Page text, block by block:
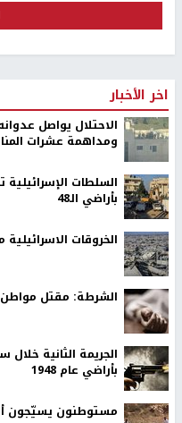
اخر الأخبار
الاحتلال يواصل
ومداهمة عشرات
السلطات
بأراضي الـ48
الخروقات
الشرطة: مقتل مواطن (34 عاما) في بيرزيت شمال رام
الجريمة الثانية
بأراضي عام 1948
مستوطنون يسيّجون